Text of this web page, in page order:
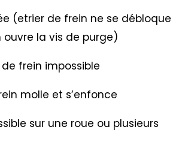
(etrier de frein ne se débloque
ouvre la vis de purge)
frein impossible
molle et s’enfonce
sur une roue ou plusieurs